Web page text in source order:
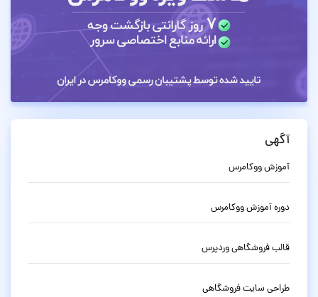
آگهی
آموزش ووکامرس
دوره آموزش ووکامرس
قالب فروشگاهی وردپرس
طراحی سایت فروشگاهی